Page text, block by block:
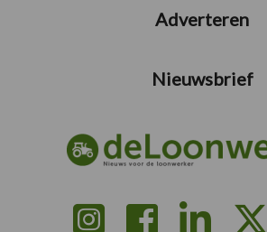
Adverteren
Nieuwsbrief